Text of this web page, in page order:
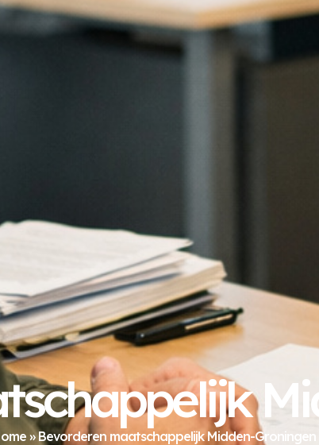
»Bevorderen maatschappelijk Midden-Groningen